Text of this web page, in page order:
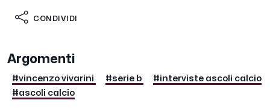
CONDIVIDI
Argomenti
#vincenzo vivarini #serie b
#interviste ascoli calcio
#ascoli calcio